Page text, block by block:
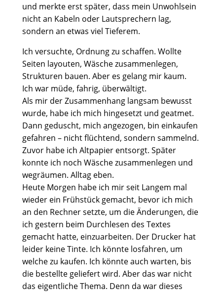
und merkte erst später, dass mein Unwohlsein
nicht an Kabeln oder Lautsprechern lag,
sondern an etwas viel Tieferem.
Ich versuchte, Ordnung zu schaffen. Wollte
Seiten layouten, Wäsche zusammenlegen,
Strukturen bauen. Aber es gelang mir kaum.
Ich war müde, fahrig, überwältigt.
Als mir der Zusammenhang langsam bewusst
wurde, habe ich mich hingesetzt und geatmet.
Dann geduscht, mich angezogen, bin einkaufen
gefahren – nicht flüchtend, sondern sammelnd.
Zuvor habe ich Altpapier entsorgt. Später
konnte ich noch Wäsche zusammenlegen und
wegräumen. Alltag eben.
Heute Morgen habe ich mir seit Langem mal
wieder ein Frühstück gemacht, bevor ich mich
an den Rechner setzte, um die Änderungen, die
ich gestern beim Durchlesen des Textes
gemacht hatte, einzuarbeiten. Der Drucker hat
leider keine Tinte. Ich könnte losfahren, um
welche zu kaufen. Ich könnte auch warten, bis
die bestellte geliefert wird. Aber das war nicht
das eigentliche Thema. Denn da war dieses